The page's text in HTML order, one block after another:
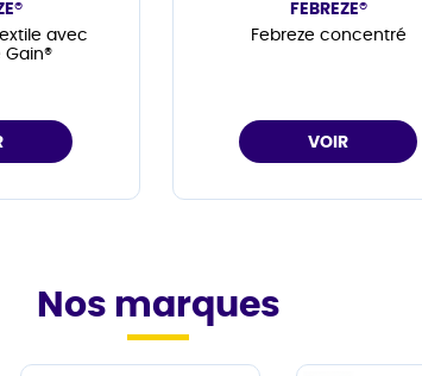
avec
FEBREZE®
Febreze concentré
VOIR
Nos marques